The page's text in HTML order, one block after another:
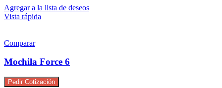
Agregar a la lista de deseos
Vista rápida
Comparar
Mochila Force 6
Pedir Cotización